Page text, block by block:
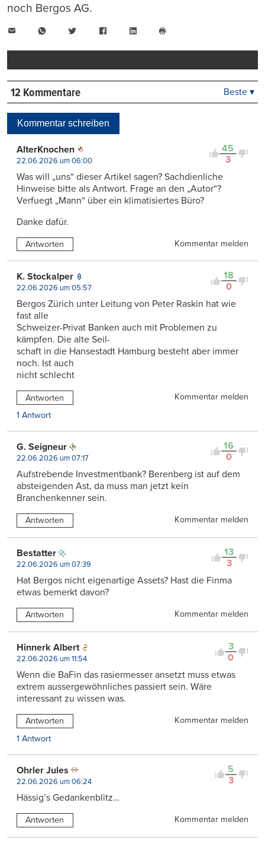
noch Bergos AG.
WhatsAppTwitter FacebookLinkedIn
drucken
12 Kommentare Beste ▾
Kommentar schreiben
45
3
AlterKnochen
22.06.2026 um 06:00
Was will „uns“ dieser Artikel sagen? Sachdienliche
Hinweise bitte als Antwort. Frage an den „Autor“?
Verfuegt „Mann“ über ein klimatisiertes Büro?
Danke dafür.
Antworten Kommentar melden
18
0
K. Stockalper
22.06.2026 um 05:57
Bergos Zürich unter Leitung von Peter Raskin hat wie
fast alle
Schweizer-Privat Banken auch mit Problemen zu
kämpfen. Die alte Seil-
schaft in die Hansestadt Hamburg besteht aber immer
noch. Ist auch
nicht schlecht
Antworten
Kommentar melden
1 Antwort
16
0
G. Seigneur
22.06.2026 um 07:17
Aufstrebende Investmentbank? Berenberg ist auf dem
absteigenden Ast, da muss man jetzt kein
Branchenkenner sein.
Antworten Kommentar melden
13
3
Bestatter
22.06.2026 um 07:39
Hat Bergos nicht eigenartige Assets? Hast die Finma
etwas bemerkt davon?
Antworten Kommentar melden
3
0
Hinnerk Albert
22.06.2026 um 11:54
Wenn die BaFin das rasiermesser ansetzt muss etwas
extrem aussergewöhnliches passiert sein. Wäre
interessant zu wissen was.
Antworten
Kommentar melden
1 Antwort
5
3
Ohrler Jules
22.06.2026 um 06:24
Hässig’s Gedankenblitz…
Antworten Kommentar melden